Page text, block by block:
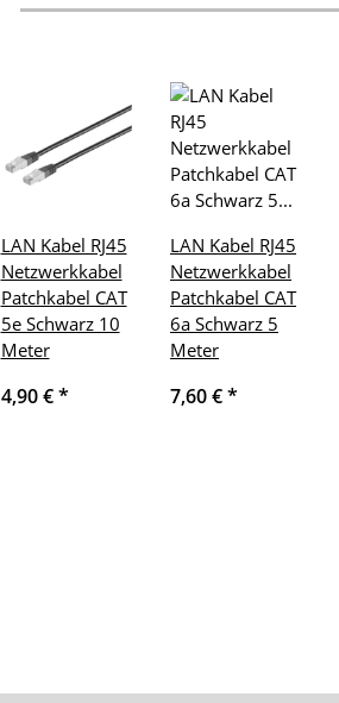
LAN Kabel RJ45
Netzwerkkabel
Patchkabel CAT
5e Schwarz 10
Meter
4,90 €*
LAN Kabel RJ45
Netzwerkkabel
Patchkabel CAT
6a Schwarz 5
Meter
7,60 €*